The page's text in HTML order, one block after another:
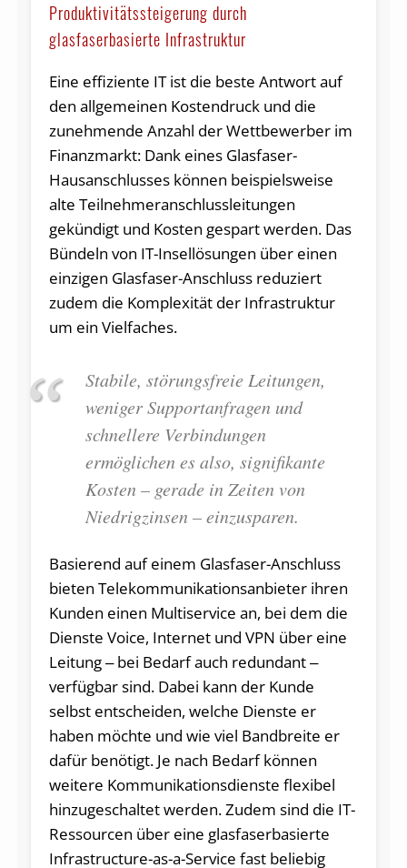
Produktivitätssteigerung durch
glasfaserbasierte Infrastruktur
Eine effiziente IT ist die beste Antwort auf
den allgemeinen Kostendruck und die
zunehmende Anzahl der Wettbewerber im
Finanzmarkt: Dank eines Glasfaser-
Hausanschlusses können beispielsweise
alte Teilnehmeranschlussleitungen
gekündigt und Kosten gespart werden. Das
Bündeln von IT-Insellösungen über einen
einzigen Glasfaser-Anschluss reduziert
zudem die Komplexität der Infrastruktur
um ein Vielfaches.
Stabile, störungsfreie Leitungen,
weniger Supportanfragen und
schnellere Verbindungen
ermöglichen es also, signifikante
Kosten – gerade in Zeiten von
Niedrigzinsen – einzusparen.
Basierend auf einem Glasfaser-Anschluss
bieten Telekommunikationsanbieter ihren
Kunden einen Multiservice an, bei dem die
Dienste Voice, Internet und VPN über eine
Leitung ‒ bei Bedarf auch redundant ‒
verfügbar sind. Dabei kann der Kunde
selbst entscheiden, welche Dienste er
haben möchte und wie viel Bandbreite er
dafür benötigt. Je nach Bedarf können
weitere Kommunikationsdienste flexibel
hinzugeschaltet werden. Zudem sind die IT-
Ressourcen über eine glasfaserbasierte
Infrastructure-as-a-Service fast beliebig